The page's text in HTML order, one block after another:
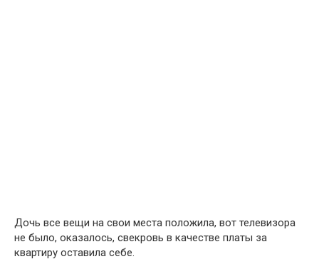
Дочь все вещи на свои места положила, вот телевизора
не было, оказалось, свекровь в качестве платы за
квартиру оставила себе.